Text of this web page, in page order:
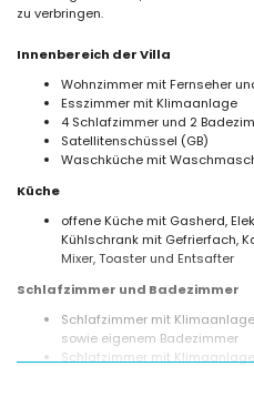
zu verbringen.
Innenbereich der Villa
Wohnzimmer mit Fernseher
Esszimmer mit Klimaanlage
4 Schlafzimmer und 2
Satellitenschüssel (GB)
Waschküche mit
Küche
offene Küche mit Gasherd,
Kühlschrank mit Gefrierfach,
Mixer, Toaster und Entsafter
Schlafzimmer und Badezimmer
Schlafzimmer mit
sowie eigenem Badezimmer
Schlafzimmer mit
Schlafzimmer mit